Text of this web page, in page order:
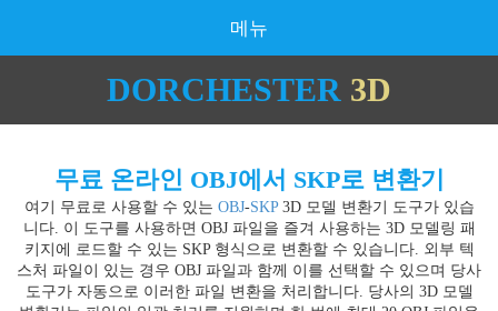
메뉴
DORCHESTER 3D
무료 온라인 OBJ에서 SKP로 변환기
여기 무료로 사용할 수 있는 OBJ-SKP3D 모델 변환기 도구가 있습
니다. 이 도구를 사용하면 OBJ 파일을 즐겨 사용하는 3D 모델링 패
키지에 로드할 수 있는 SKP 형식으로 변환할 수 있습니다. 외부 텍
스처 파일이 있는 경우 OBJ 파일과 함께 이를 선택할 수 있으며 당사
도구가 자동으로 이러한 파일 변환을 처리합니다. 당사의 3D 모델